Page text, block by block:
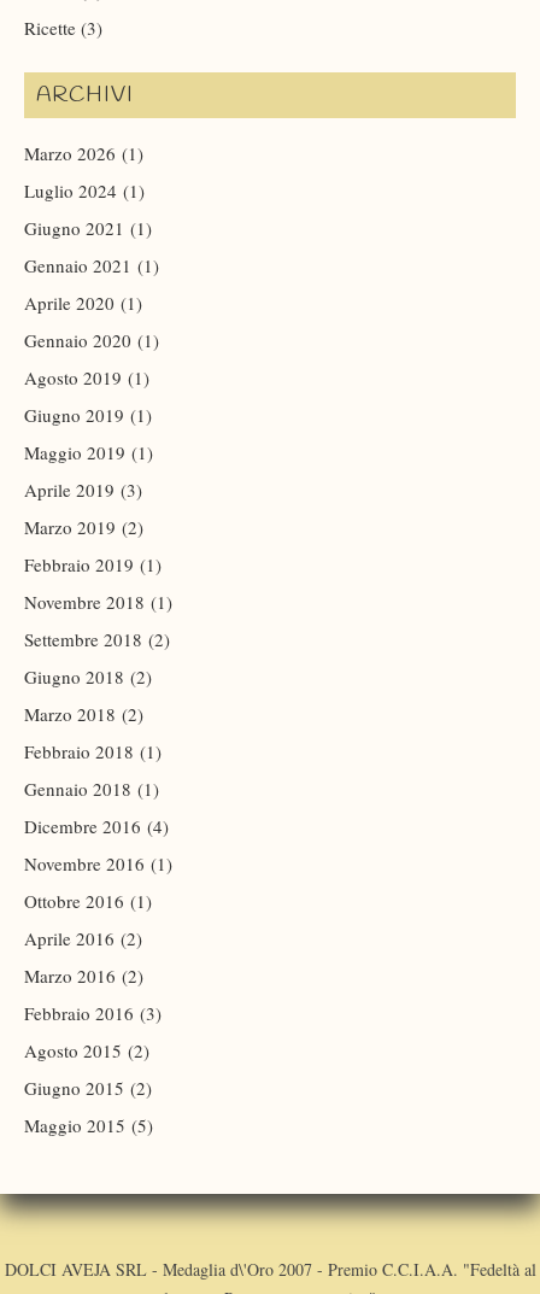
Ricette (3)
ARCHIVI
Marzo 2026 (1)
Luglio 2024 (1)
Giugno 2021 (1)
Gennaio 2021 (1)
Aprile 2020 (1)
Gennaio 2020 (1)
Agosto 2019 (1)
Giugno 2019 (1)
Maggio 2019 (1)
Aprile 2019 (3)
Marzo 2019 (2)
Febbraio 2019 (1)
Novembre 2018 (1)
Settembre 2018 (2)
Giugno 2018 (2)
Marzo 2018 (2)
Febbraio 2018 (1)
Gennaio 2018 (1)
Dicembre 2016 (4)
Novembre 2016 (1)
Ottobre 2016 (1)
Aprile 2016 (2)
Marzo 2016 (2)
Febbraio 2016 (3)
Agosto 2015 (2)
Giugno 2015 (2)
Maggio 2015 (5)
DOLCI AVEJA SRL - Medaglia d\'Oro 2007 - Premio C.C.I.A.A. "Fedeltà al